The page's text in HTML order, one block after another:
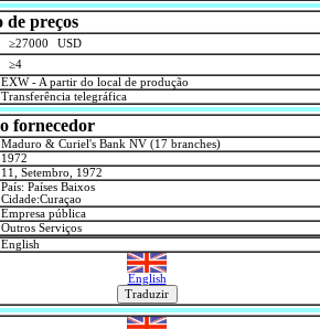
preços
≥27000
USD
≥4
EXW - A partir do local de produção
Transferência telegráfica
fornecedor
Maduro & Curiel's Bank NV (17 branches)
1972
11, Setembro, 1972
País: Países Baixos
Cidade:Curaçao
Empresa pública
Outros Serviços
English
English